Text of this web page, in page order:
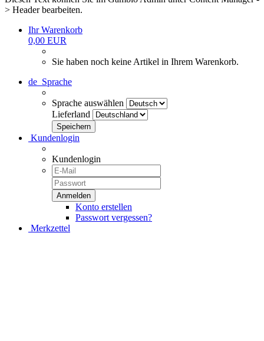
> Header bearbeiten.
Ihr Warenkorb
0,00 EUR
Sie haben noch keine Artikel in Ihrem Warenkorb.
de Sprache
Sprache auswählen
Lieferland
Kundenlogin
Kundenlogin
Konto erstellen
Passwort vergessen?
Merkzettel